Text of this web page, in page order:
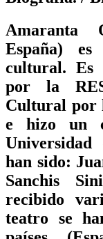
Amaranta
España)
cultural. Es
por la
Cultural por
e hizo un
Universidad
han sido:
Sanchis
recibido
teatro se